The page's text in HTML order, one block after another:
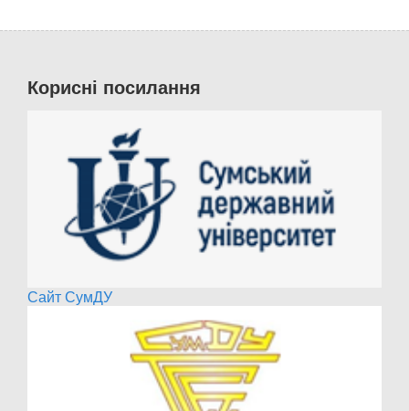
Корисні посилання
Сайт СумДУ